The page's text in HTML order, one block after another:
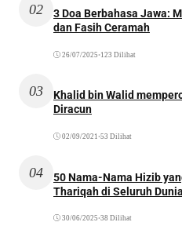
02
3 Doa Berbahasa Jawa:
dan Fasih Ceramah
26/07/2025 •123 Dilihat
03
Khalid bin Walid
Diracun
02/09/2021 •53 Dilihat
04
50 Nama-Nama Hizib
Thariqah di Seluruh Dunia
30/06/2025 •38 Dilihat